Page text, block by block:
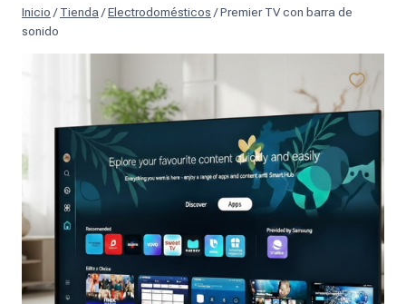
Inicio / Tienda/Electrodomésticos /Premier TV con barra de
sonido